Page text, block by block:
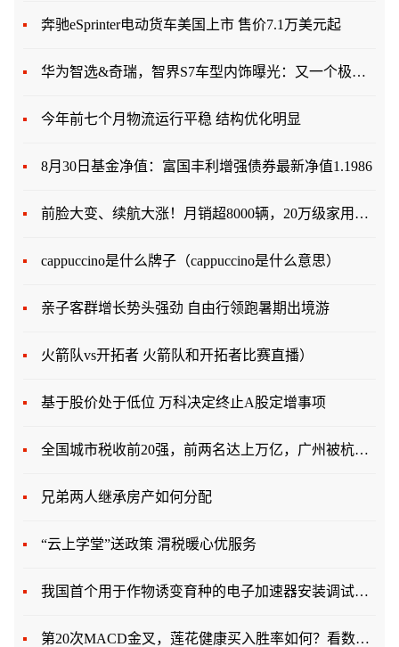
奔驰eSprinter电动货车美国上市 售价7.1万美元起
华为智选&奇瑞，智界S7车型内饰曝光：又一个极简风格座舱
今年前七个月物流运行平稳 结构优化明显
8月30日基金净值：富国丰利增强债券最新净值1.1986
前脸大变、续航大涨！月销超8000辆，20万级家用纯电SUV首选？
cappuccino是什么牌子（cappuccino是什么意思）
亲子客群增长势头强劲 自由行领跑暑期出境游
火箭队vs开拓者 火箭队和开拓者比赛直播）
基于股价处于低位 万科决定终止A股定增事项
全国城市税收前20强，前两名达上万亿，广州被杭州反超
兄弟两人继承房产如何分配
“云上学堂”送政策 渭税暖心优服务
我国首个用于作物诱变育种的电子加速器安装调试完成
第20次MACD金叉，莲花健康买入胜率如何？看数据说